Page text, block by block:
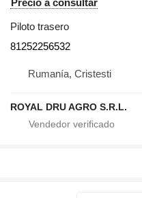
Piloto trasero
81252256532
Rumanía, Cristesti
ROYAL DRU AGRO S.R.L.